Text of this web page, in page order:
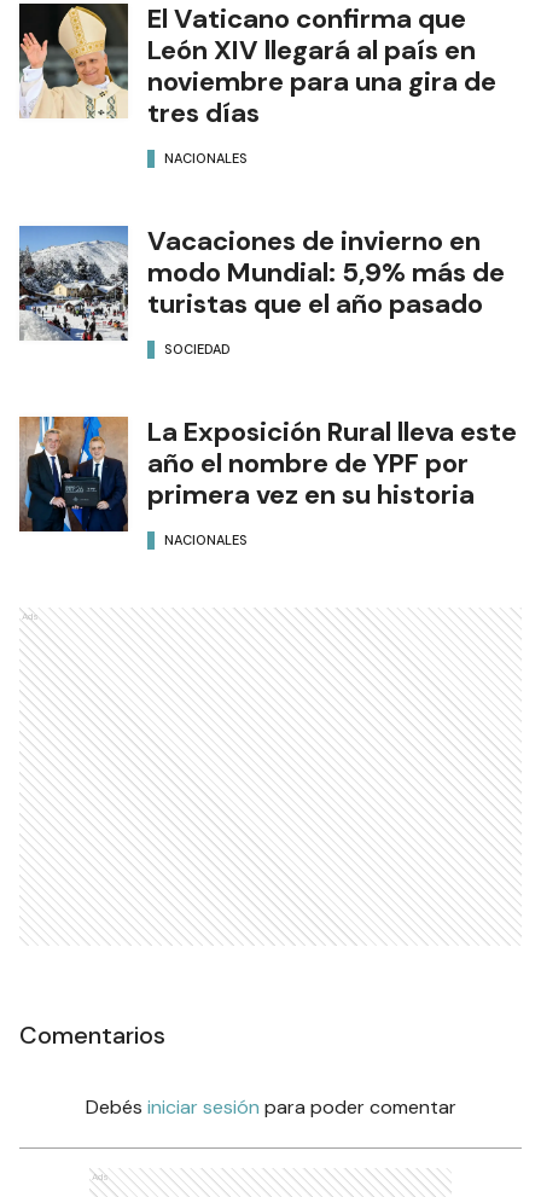
El Vaticano confirma que
León XIV llegará al país en
noviembre para una gira de
tres días
NACIONALES
Vacaciones de invierno en
modo Mundial: 5,9% más de
turistas que el año pasado
SOCIEDAD
La Exposición Rural lleva este
año el nombre de YPF por
primera vez en su historia
NACIONALES
Ads
Comentarios
Debés iniciar sesión para poder comentar
Ads